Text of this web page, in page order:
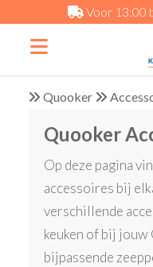
Voor 13:00
Quooker
Quooker
Op deze pagina
accessoires bij
verschillende
keuken of bij jouw
bijpassende